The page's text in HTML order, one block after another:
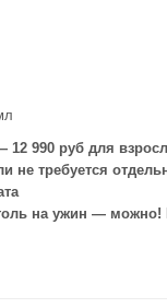
990 руб для
не требуется
на ужин —